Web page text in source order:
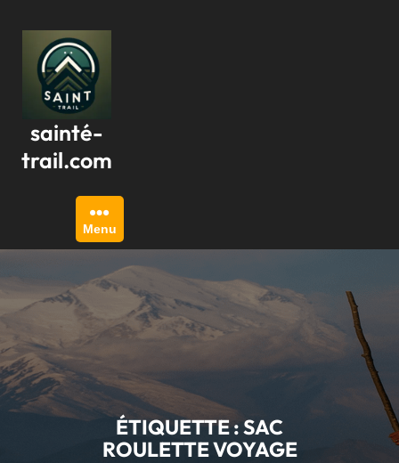
contenu
sainté-
trail.com
Menu
ÉTIQUETTE :SAC
ROULETTE VOYAGE